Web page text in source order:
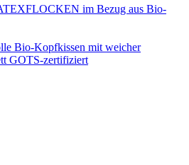
im Bezug aus Bio-
Bio-Kopfkissen mit weicher
GOTS-zertifiziert